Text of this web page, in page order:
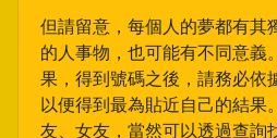
但請留意，每個人的夢都有其
的人事物，也可能有不同意義
果，得到號碼之後，請務必依
以便得到最為貼近自己的結果
友、女友，當然可以透過查詢